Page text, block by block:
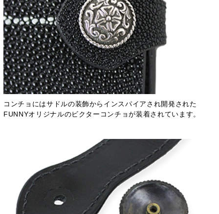
コンチョにはサドルの装飾からインスパイアされ開発された
FUNNYオリジナルのビクターコンチョが装着されています。